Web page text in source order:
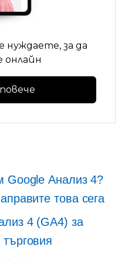
нуждаете, за да
онлайн
Google Анализ 4?
това сега
4 (GA4) за